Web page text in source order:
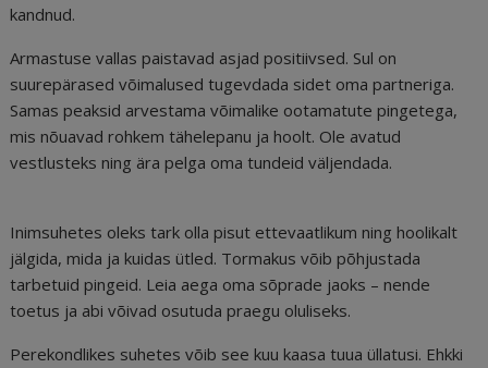
kandnud.
Armastuse vallas paistavad asjad positiivsed. Sul on
suurepärased võimalused tugevdada sidet oma partneriga.
Samas peaksid arvestama võimalike ootamatute pingetega,
mis nõuavad rohkem tähelepanu ja hoolt. Ole avatud
vestlusteks ning ära pelga oma tundeid väljendada.
Inimsuhetes oleks tark olla pisut ettevaatlikum ning hoolikalt
jälgida, mida ja kuidas ütled. Tormakus võib põhjustada
tarbetuid pingeid. Leia aega oma sõprade jaoks – nende
toetus ja abi võivad osutuda praegu oluliseks.
Perekondlikes suhetes võib see kuu kaasa tuua üllatusi. Ehkki